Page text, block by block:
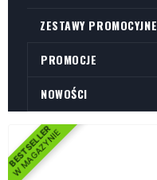
ZESTAWY PROMOCYJNE
PROMOCJE
NOWOŚCI
BESTSELLER
W MAGAZYNIE